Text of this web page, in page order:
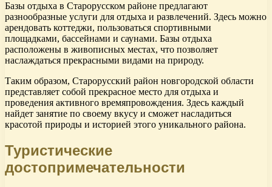
Базы отдыха в Старорусском районе предлагают
разнообразные услуги для отдыха и развлечений. Здесь можно
арендовать коттеджи, пользоваться спортивными
площадками, бассейнами и саунами. Базы отдыха
расположены в живописных местах, что позволяет
наслаждаться прекрасными видами на природу.
Таким образом, Старорусский район новгородской области
представляет собой прекрасное место для отдыха и
проведения активного времяпровождения. Здесь каждый
найдет занятие по своему вкусу и сможет насладиться
красотой природы и историей этого уникального района.
Туристические
достопримечательности